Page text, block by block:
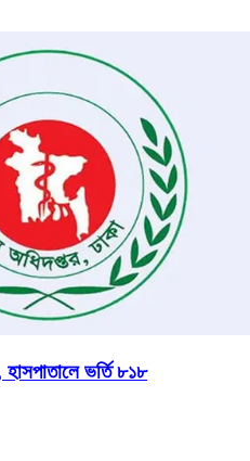
ভর্তি ৮১৮